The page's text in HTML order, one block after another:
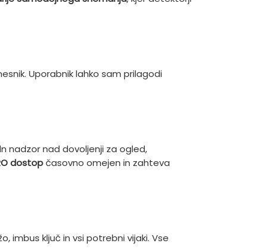
Uporabnik lahko sam prilagodi
nadzor nad dovoljenji za ogled,
dostopčasovno omejen in zahteva
imbus ključ in vsi potrebni vijaki. Vse